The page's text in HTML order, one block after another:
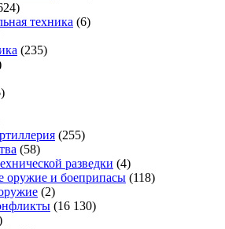
техника (6)
(235)
(255)
(58)
разведки (4)
оружие и боеприпасы (118)
(2)
(16 130)